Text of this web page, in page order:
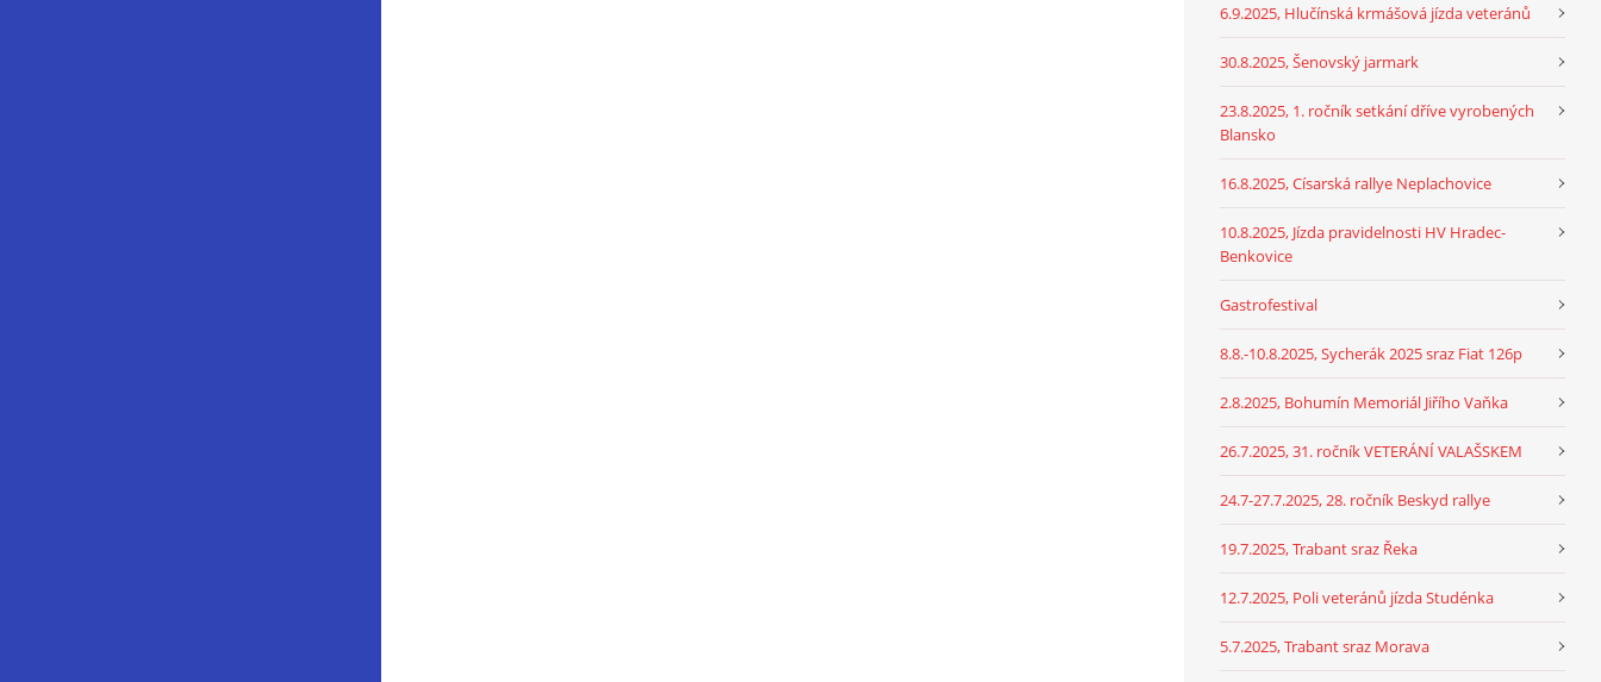
6.9.2025, Hlučínská krmášová jízda veteránů
30.8.2025, Šenovský jarmark
23.8.2025, 1. ročník setkání dříve vyrobených
Blansko
16.8.2025, Císarská rallye Neplachovice
10.8.2025, Jízda pravidelnosti HV Hradec-
Benkovice
Gastrofestival
8.8.-10.8.2025, Sycherák 2025 sraz Fiat 126p
2.8.2025, Bohumín Memoriál Jiřího Vaňka
26.7.2025, 31. ročník VETERÁNÍ VALAŠSKEM
24.7-27.7.2025, 28. ročník Beskyd rallye
19.7.2025, Trabant sraz Řeka
12.7.2025, Poli veteránů jízda Studénka
5.7.2025, Trabant sraz Morava